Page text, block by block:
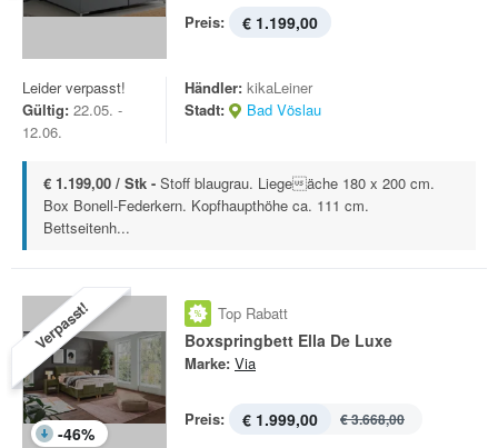
Preis: € 1.199,00
Leider verpasst!
Gültig: 22.05. -
12.06.
Händler: kikaLeiner
Stadt:
Bad Vöslau
€ 1.199,00 / Stk - Stoff blaugrau. Liegeäche 180 x 200 cm.
Box Bonell-Federkern. Kopfhaupthöhe ca. 111 cm.
Bettseitenh...
Verpasst!
-46%
Top Rabatt
Boxspringbett Ella De Luxe
Marke: Via
Preis: € 1.999,00 € 3.668,00